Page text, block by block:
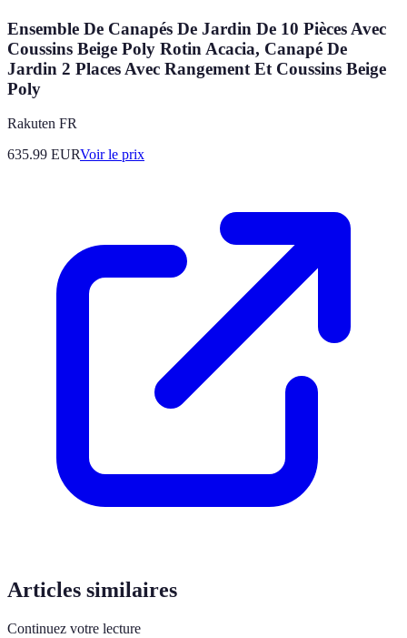
Ensemble De Canapés De Jardin De 10 Pièces Avec
Coussins Beige Poly Rotin Acacia, Canapé De
Jardin 2 Places Avec Rangement Et Coussins Beige
Poly
Rakuten FR
635.99 EURVoir le prix
Articles similaires
Continuez votre lecture